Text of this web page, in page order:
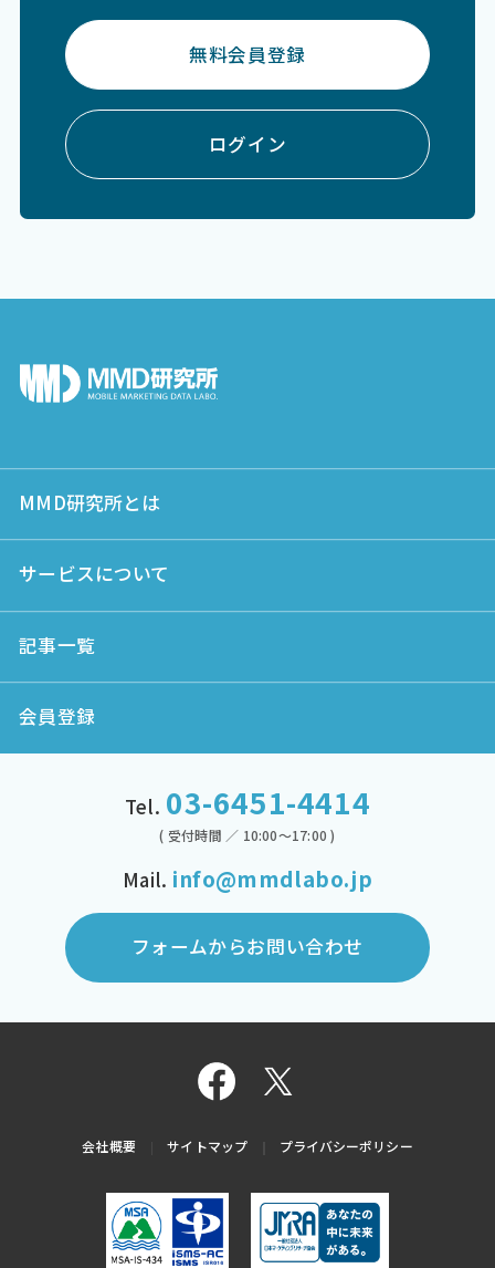
無料会員登録
ログイン
MMD研究所とは
サービスについて
記事一覧
会員登録
Tel. 03-6451-4414
( 受付時間 ／ 10:00～17:00 )
Mail. info@mmdlabo.jp
フォームからお問い合わせ
会社概要 サイトマップ プライバシーポリシー